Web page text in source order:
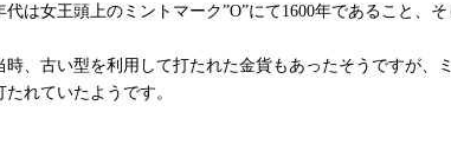
代は女王頭上のミントマーク”O”にて1600年であること、
時、古い型を利用して打たれた金貨もあったそうですが
たれていたようです。